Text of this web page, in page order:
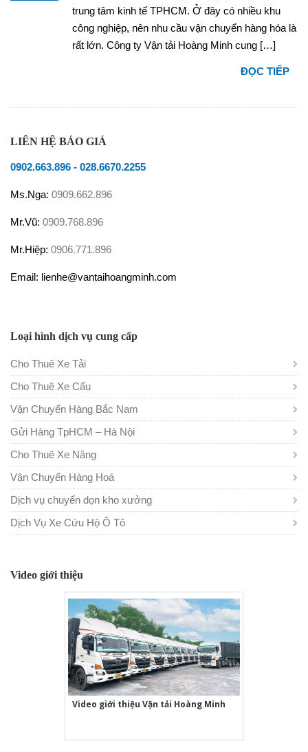
trung tâm kinh tế TPHCM. Ở đây có nhiều khu
công nghiệp, nên nhu cầu vận chuyển hàng hóa là
rất lớn. Công ty Vận tải Hoàng Minh cung […]
ĐỌC TIẾP
LIÊN HỆ BÁO GIÁ
0902.663.896 - 028.6670.2255
Ms.Nga: 0909.662.896
Mr.Vũ: 0909.768.896
Mr.Hiệp: 0906.771.896
Email: lienhe@vantaihoangminh.com
Loại hình dịch vụ cung cấp
Cho Thuê Xe Tải
Cho Thuê Xe Cẩu
Vận Chuyển Hàng Bắc Nam
Gửi Hàng TpHCM – Hà Nội
Cho Thuê Xe Nâng
Vận Chuyển Hàng Hoá
Dịch vụ chuyển dọn kho xưởng
Dịch Vụ Xe Cứu Hộ Ô Tô
Video giới thiệu
Video giới thiệu Vận tải Hoàng Minh